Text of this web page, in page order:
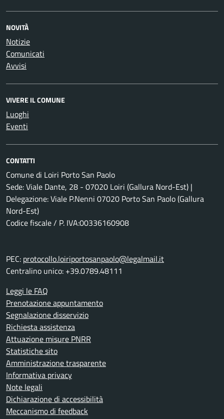
NOVITÀ
Notizie
Comunicati
Avvisi
VIVERE IL COMUNE
Luoghi
Eventi
CONTATTI
Comune di Loiri Porto San Paolo
Sede: Viale Dante, 28 - 07020 Loiri (Gallura Nord-Est) |
Delegazione: Viale P.Nenni 07020 Porto San Paolo (Gallura
Nord-Est)
Codice fiscale / P. IVA:00336160908
PEC: protocollo.loiriportosanpaolo@legalmail.it
Centralino unico: +39.0789.48111
Leggi le FAQ
Prenotazione appuntamento
Segnalazione disservizio
Richiesta assistenza
Attuazione misure PNRR
Statistiche sito
Amministrazione trasparente
Informativa privacy
Note legali
Dichiarazione di accessibilità
Meccanismo di feedback